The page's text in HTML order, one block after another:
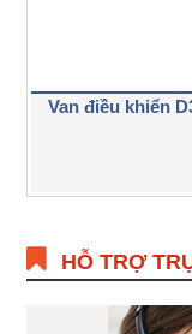
Van điều khiển
HỖ TRỢ